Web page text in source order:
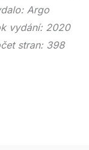
Argo
vydání: 2020
stran: 398